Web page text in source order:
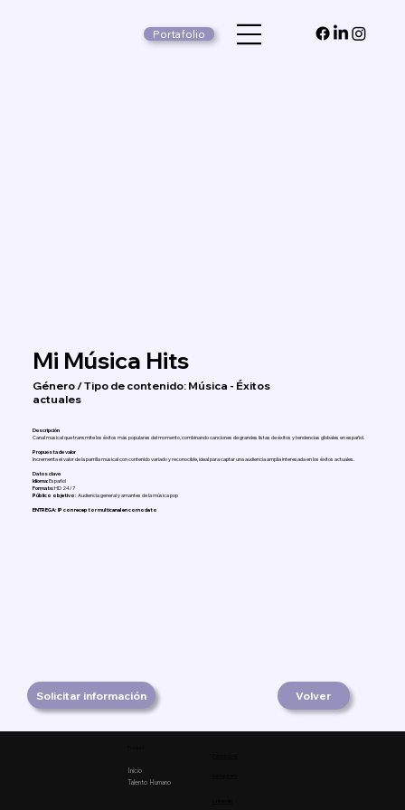
Portafolio
Mi Música Hits
Género / Tipo de contenido: Música - Éxitos
actuales
Descripción
Canal musical que transmite los éxitos más populares del momento, combinando canciones de grandes listas de éxitos y tendencias globales en español.
Propuesta de valor
Incrementa el valor de la parrilla musical con contenido variado y reconocible, ideal para captar una audiencia amplia interesada en los éxitos actuales.
Datos clave
Idioma:Español
Formato:HD 24/7
Público objetivo: Audiencia general y amantes de la música pop
ENTREGA: IP con receptor multicanal en comodato
Solicitar información Volver
Inicio
Talento Humano